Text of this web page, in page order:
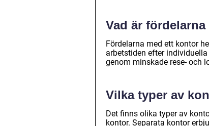
Vad är
Fördelarna med ett kontor
arbetstiden efter
genom minskade rese- och
Vilka typer av
Det finns olika typer av
kontor. Separata kontor